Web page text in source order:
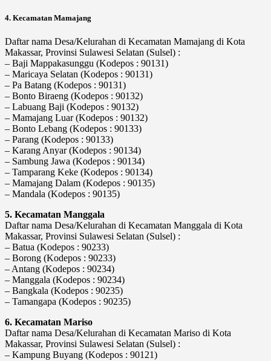
4. Kecamatan Mamajang
Daftar nama Desa/Kelurahan di Kecamatan Mamajang di Kota
Makassar, Provinsi Sulawesi Selatan (Sulsel) :
– Baji Mappakasunggu (Kodepos : 90131)
– Maricaya Selatan (Kodepos : 90131)
– Pa Batang (Kodepos : 90131)
– Bonto Biraeng (Kodepos : 90132)
– Labuang Baji (Kodepos : 90132)
– Mamajang Luar (Kodepos : 90132)
– Bonto Lebang (Kodepos : 90133)
– Parang (Kodepos : 90133)
– Karang Anyar (Kodepos : 90134)
– Sambung Jawa (Kodepos : 90134)
– Tamparang Keke (Kodepos : 90134)
– Mamajang Dalam (Kodepos : 90135)
– Mandala (Kodepos : 90135)
5. Kecamatan Manggala
Daftar nama Desa/Kelurahan di Kecamatan Manggala di Kota
Makassar, Provinsi Sulawesi Selatan (Sulsel) :
– Batua (Kodepos : 90233)
– Borong (Kodepos : 90233)
– Antang (Kodepos : 90234)
– Manggala (Kodepos : 90234)
– Bangkala (Kodepos : 90235)
– Tamangapa (Kodepos : 90235)
6. Kecamatan Mariso
Daftar nama Desa/Kelurahan di Kecamatan Mariso di Kota
Makassar, Provinsi Sulawesi Selatan (Sulsel) :
– Kampung Buyang (Kodepos : 90121)